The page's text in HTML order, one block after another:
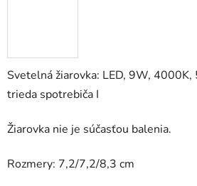
Svetelná žiarovka: LED, 9W,
trieda spotrebiča I
Žiarovka nie je súčasťou balenia.
Rozmery: 7,2/7,2/8,3 cm